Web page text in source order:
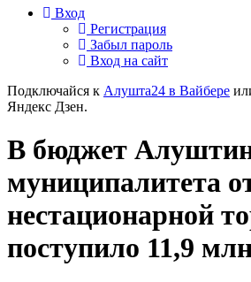
Вход
Регистрация
Забыл пароль
Вход на сайт
Подключайся к Алушта24 в Вайбере
Яндекс Дзен.
В бюджет
муниципалитета
нестационарной
поступило 11,9